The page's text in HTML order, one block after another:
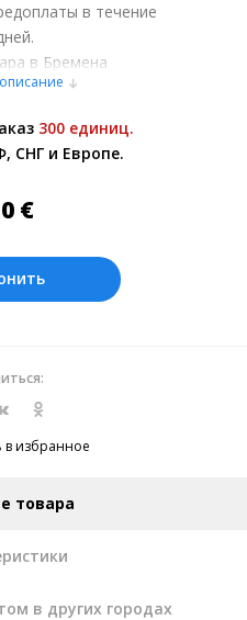
в течение
в Бремена
службами
заказа с
по курсу ЦБ РФ на
€
300 единиц.
СНГ и Европе.
€
в избранное
товара
в других городах